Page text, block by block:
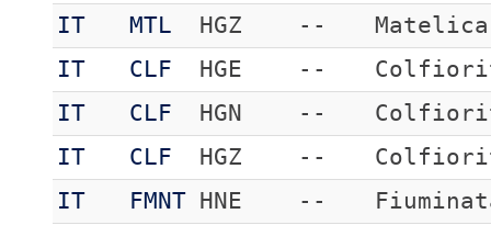
IT
MTL HGZ --
Matelica
IT
CLF HGE --
IT
CLF HGN --
IT
CLF HGZ --
IT
FMNT HNE --